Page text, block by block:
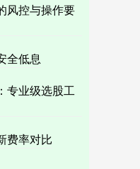
风控与操作要
全低息
专业级选股工
费率对比